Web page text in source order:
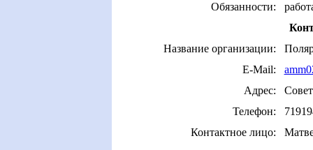
Обязанности:
Название организации:
E-Mail:
Адрес:
Телефон:
Контактное лицо: